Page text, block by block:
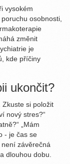
vysokém
osobnosti,
změnit
je
kde příčiny
ukončit?
si položit
nový stres?“
„Mám
- je čas se
závěrečná
dlouhou dobu.